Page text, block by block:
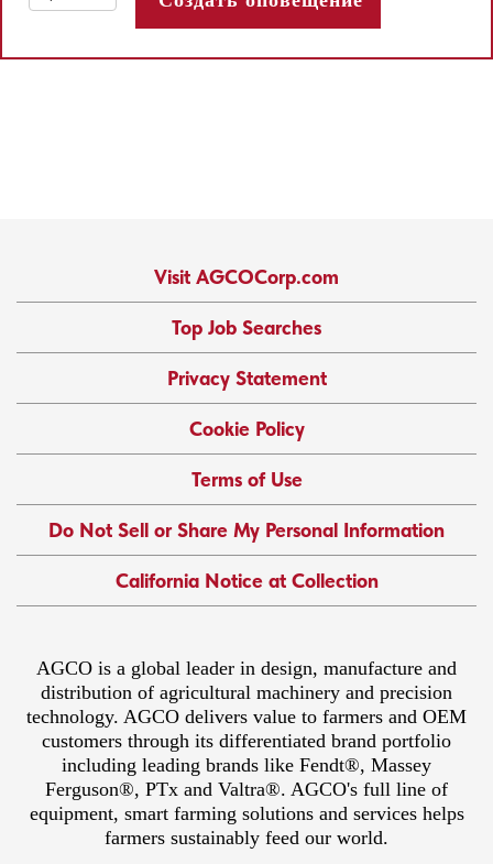
Visit AGCOCorp.com
Top Job Searches
Privacy Statement
Cookie Policy
Terms of Use
Do Not Sell or Share My Personal Information
California Notice at Collection
AGCO is a global leader in design, manufacture and
distribution of agricultural machinery and precision
technology. AGCO delivers value to farmers and OEM
customers through its differentiated brand portfolio
including leading brands like Fendt®, Massey
Ferguson®, PTx and Valtra®. AGCO's full line of
equipment, smart farming solutions and services helps
farmers sustainably feed our world.